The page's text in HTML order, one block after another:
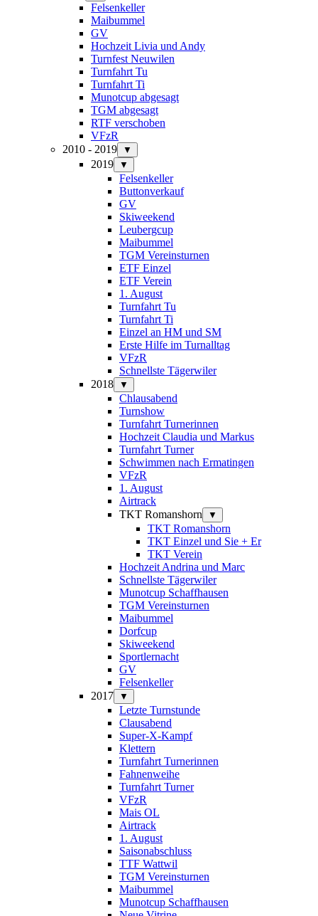
Felsenkeller
Maibummel
GV
Hochzeit Livia und Andy
Turnfest Neuwilen
Turnfahrt Tu
Turnfahrt Ti
Munotcup abgesagt
TGM abgesagt
RTF verschoben
VFzR
2010 - 2019
▼
2019 ▼
Felsenkeller
Buttonverkauf
GV
Skiweekend
Leubergcup
Maibummel
TGM Vereinsturnen
ETF Einzel
ETF Verein
1. August
Turnfahrt Tu
Turnfahrt Ti
Einzel an HM und SM
Erste Hilfe im Turnalltag
VFzR
Schnellste Tägerwiler
2018
▼
Chlausabend
Turnshow
Turnfahrt Turnerinnen
Hochzeit Claudia und Markus
Turnfahrt Turner
Schwimmen nach Ermatingen
VFzR
1. August
Airtrack
TKT Romanshorn
▼
TKT Romanshorn
TKT Einzel und Sie + Er
TKT Verein
Hochzeit Andrina und Marc
Schnellste Tägerwiler
Munotcup Schaffhausen
TGM Vereinsturnen
Maibummel
Dorfcup
Skiweekend
Sportlernacht
GV
Felsenkeller
2017
▼
Letzte Turnstunde
Clausabend
Super-X-Kampf
Klettern
Turnfahrt Turnerinnen
Fahnenweihe
Turnfahrt Turner
VFzR
Mais OL
Airtrack
1. August
Saisonabschluss
TTF Wattwil
TGM Vereinsturnen
Maibummel
Munotcup Schaffhausen